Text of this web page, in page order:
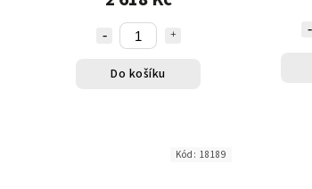
Do košíku
Kód: 18189